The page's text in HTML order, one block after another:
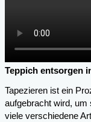
Teppich entsorgen
Tapezieren ist ein
aufgebracht wird,
viele verschiedene